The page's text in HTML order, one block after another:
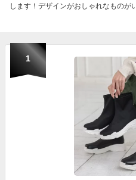
します！デザインがおしゃれなものが
1